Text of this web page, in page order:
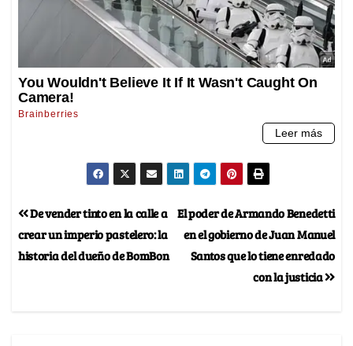
El poder de Armando Benedetti
en el gobierno de Juan Manuel
Santos que lo tiene enredado
con la justicia
De vender tinto en la calle a
crear un imperio pastelero: la
historia del dueño de BomBon